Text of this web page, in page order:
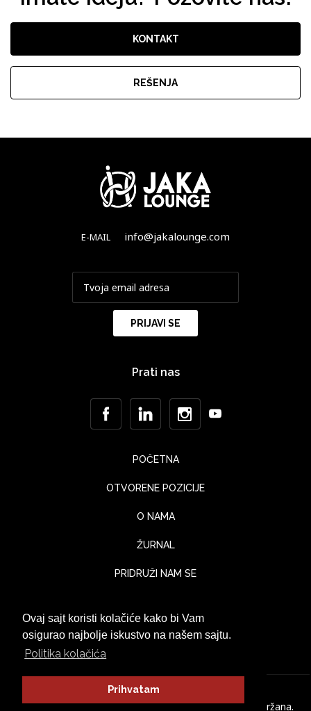
Ovaj sajt koristi kolačiće kako bi Vam
osigurao najbolje iskustvo na našem sajtu.
Politika kolačića
Prihvatam
KONTAKT
REŠENJA
E-MAIL info@jakalounge.com
Prati nas
POČETNA
OTVORENE POZICIJE
O NAMA
ŽURNAL
PRIDRUŽI NAM SE
UTISCI KLIJENATA
Politika Privatnosti© Jaka Lounge 2026. Sva prava zadržana.